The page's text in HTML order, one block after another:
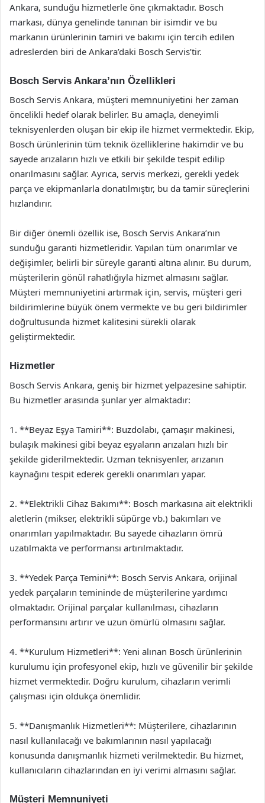
Ankara, sunduğu hizmetlerle öne çıkmaktadır. Bosch
markası, dünya genelinde tanınan bir isimdir ve bu
markanın ürünlerinin tamiri ve bakımı için tercih edilen
adreslerden biri de Ankara’daki Bosch Servis’tir.
Bosch Servis Ankara’nın Özellikleri
Bosch Servis Ankara, müşteri memnuniyetini her zaman
öncelikli hedef olarak belirler. Bu amaçla, deneyimli
teknisyenlerden oluşan bir ekip ile hizmet vermektedir. Ekip,
Bosch ürünlerinin tüm teknik özelliklerine hakimdir ve bu
sayede arızaların hızlı ve etkili bir şekilde tespit edilip
onarılmasını sağlar. Ayrıca, servis merkezi, gerekli yedek
parça ve ekipmanlarla donatılmıştır, bu da tamir süreçlerini
hızlandırır.
Bir diğer önemli özellik ise, Bosch Servis Ankara’nın
sunduğu garanti hizmetleridir. Yapılan tüm onarımlar ve
değişimler, belirli bir süreyle garanti altına alınır. Bu durum,
müşterilerin gönül rahatlığıyla hizmet almasını sağlar.
Müşteri memnuniyetini artırmak için, servis, müşteri geri
bildirimlerine büyük önem vermekte ve bu geri bildirimler
doğrultusunda hizmet kalitesini sürekli olarak
geliştirmektedir.
Hizmetler
Bosch Servis Ankara, geniş bir hizmet yelpazesine sahiptir.
Bu hizmetler arasında şunlar yer almaktadır:
1. **Beyaz Eşya Tamiri**: Buzdolabı, çamaşır makinesi,
bulaşık makinesi gibi beyaz eşyaların arızaları hızlı bir
şekilde giderilmektedir. Uzman teknisyenler, arızanın
kaynağını tespit ederek gerekli onarımları yapar.
2. **Elektrikli Cihaz Bakımı**: Bosch markasına ait elektrikli
aletlerin (mikser, elektrikli süpürge vb.) bakımları ve
onarımları yapılmaktadır. Bu sayede cihazların ömrü
uzatılmakta ve performansı artırılmaktadır.
3. **Yedek Parça Temini**: Bosch Servis Ankara, orijinal
yedek parçaların temininde de müşterilerine yardımcı
olmaktadır. Orijinal parçalar kullanılması, cihazların
performansını artırır ve uzun ömürlü olmasını sağlar.
4. **Kurulum Hizmetleri**: Yeni alınan Bosch ürünlerinin
kurulumu için profesyonel ekip, hızlı ve güvenilir bir şekilde
hizmet vermektedir. Doğru kurulum, cihazların verimli
çalışması için oldukça önemlidir.
5. **Danışmanlık Hizmetleri**: Müşterilere, cihazlarının
nasıl kullanılacağı ve bakımlarının nasıl yapılacağı
konusunda danışmanlık hizmeti verilmektedir. Bu hizmet,
kullanıcıların cihazlarından en iyi verimi almasını sağlar.
Müşteri Memnuniyeti